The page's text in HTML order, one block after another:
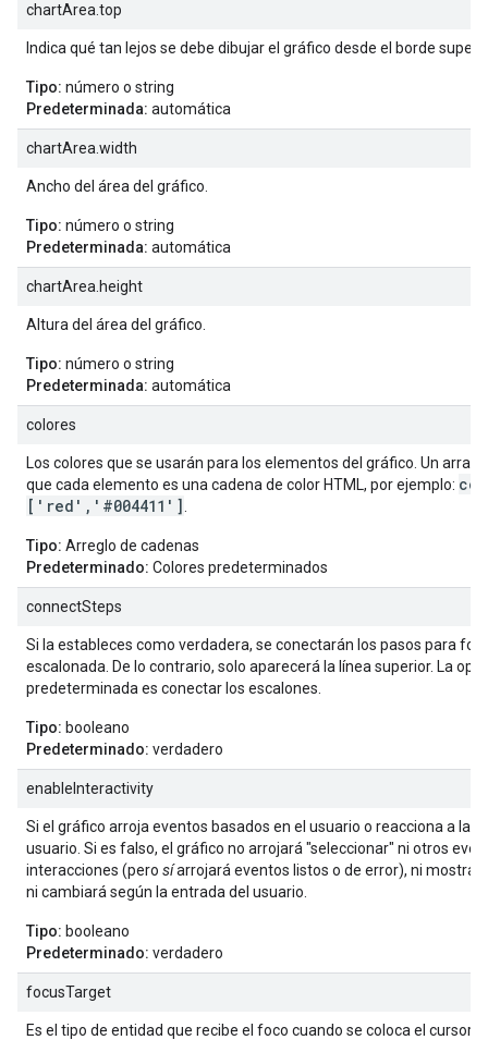
chartArea.top
Indica qué tan lejos se debe dibujar el gráfico desde el borde
Tipo: número o string
Predeterminada: automática
chartArea.width
Ancho del área del gráfico.
Tipo: número o string
Predeterminada: automática
chartArea.height
Altura del área del gráfico.
Tipo: número o string
Predeterminada: automática
colores
Los colores que se usarán para los elementos del gráfico. Un array
que cada elemento es una cadena de color HTML, por ejemplo:
['red','#004411']
Tipo: Arreglo de cadenas
Predeterminado: Colores predeterminados
connectSteps
Si la estableces como verdadera, se conectarán los pasos para
escalonada. De lo contrario, solo aparecerá la línea superior. La
predeterminada es conectar los escalones.
Tipo: booleano
Predeterminado: verdadero
enableInteractivity
Si el gráfico arroja eventos basados en el usuario o reacciona a la
usuario. Si es falso, el gráfico no arrojará "seleccionar" ni otros
interacciones (pero síarrojará eventos listos o de error), ni
ni cambiará según la entrada del usuario.
Tipo: booleano
Predeterminado: verdadero
focusTarget
Es el tipo de entidad que recibe el foco cuando se coloca el cursor